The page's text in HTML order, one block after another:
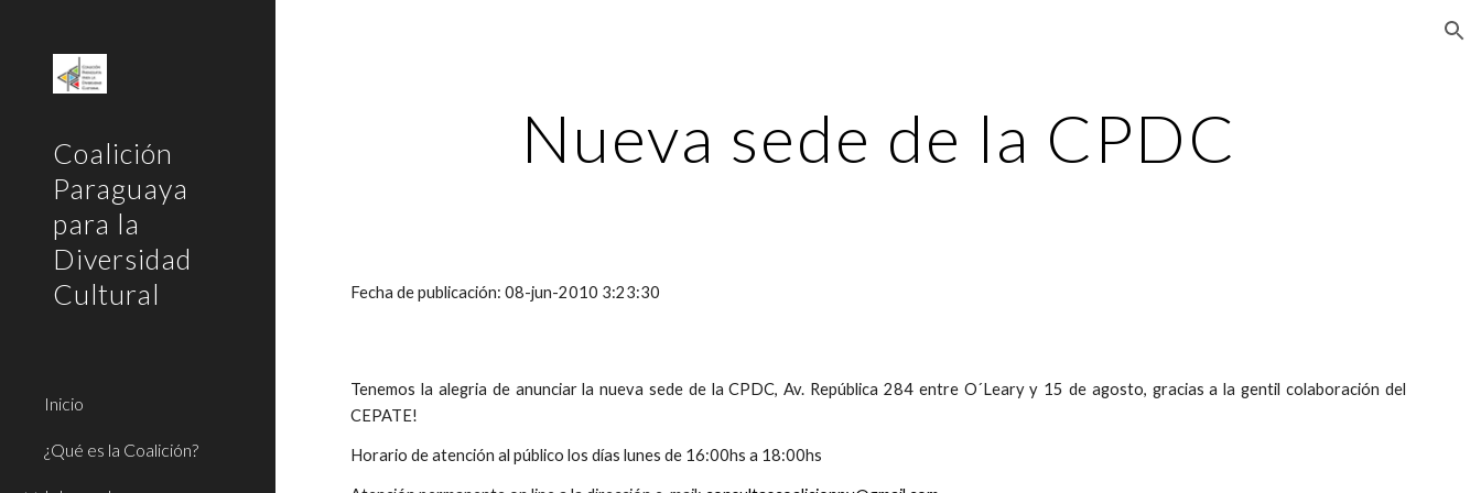
Coalición
Paraguaya
para la
Diversidad
Cultural
Inicio
¿Qué es la Coalición?
Nueva sede de la CPDC
Fecha de publicación: 08-jun-2010 3:23:30
Tenemos la alegria de anunciar la nueva sede de la CPDC, Av. República 284 entre O´Leary y 15 de agosto, gracias a la gentil colaboración del
CEPATE!
Horario de atención al público los días lunes de 16:00hs a 18:00hs